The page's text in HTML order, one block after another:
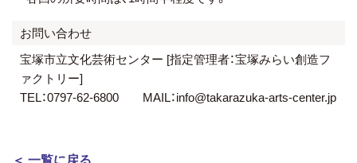
お問い合わせ
宝塚市立文化芸術センター [指定管理者：宝塚みらい創造フ
ァクトリー]
TEL：0797-62-6800 MAIL：info@takarazuka-arts-center.jp